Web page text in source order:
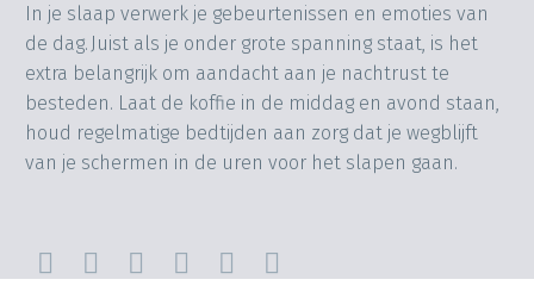
In je slaap verwerk je gebeurtenissen en emoties van
de dag. Juist als je onder grote spanning staat, is het
extra belangrijk om aandacht aan je nachtrust te
besteden. Laat de koffie in de middag en avond staan,
houd regelmatige bedtijden aan zorg dat je wegblijft
van je schermen in de uren voor het slapen gaan.